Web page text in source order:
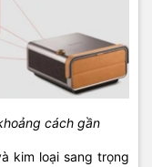
cách gần
kim loại sang trọng